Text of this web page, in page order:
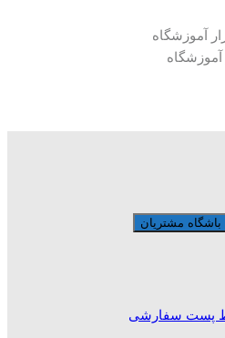
پست سفارشی